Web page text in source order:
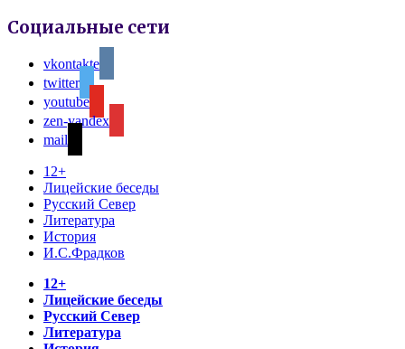
Социальные сети
vkontakte
twitter
youtube
zen-yandex
mail
12+
Лицейские беседы
Русский Север
Литература
История
И.С.Фрадков
12+
Лицейские беседы
Русский Север
Литература